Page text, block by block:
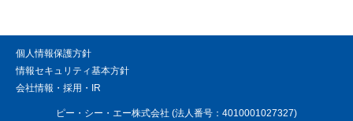
個人情報保護方針
情報セキュリティ基本方針
会社情報・採用・IR
ピー・シー・エー株式会社 (法人番号：4010001027327)